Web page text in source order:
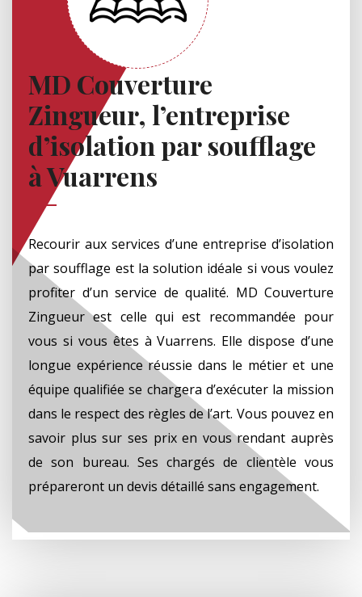
MD Couverture
Zingueur, l’entreprise
d’isolation par soufflage
à Vuarrens
Recourir aux services d’une entreprise d’isolation
par soufflage est la solution idéale si vous voulez
profiter d’un service de qualité. MD Couverture
Zingueur est celle qui est recommandée pour
vous si vous êtes à Vuarrens. Elle dispose d’une
longue expérience réussie dans le métier et une
équipe qualifiée se chargera d’exécuter la mission
dans le respect des règles de l’art. Vous pouvez en
savoir plus sur ses prix en vous rendant auprès
de son bureau. Ses chargés de clientèle vous
prépareront un devis détaillé sans engagement.